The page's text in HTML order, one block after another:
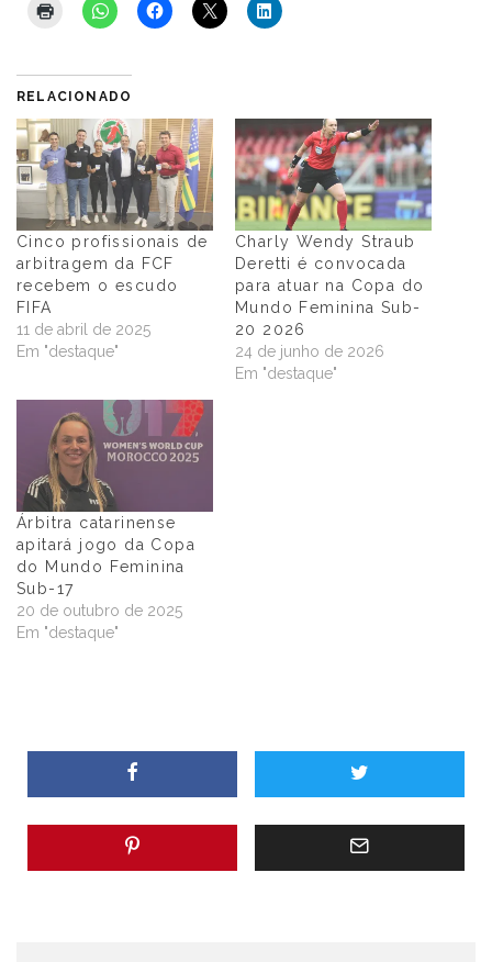
RELACIONADO
Cinco profissionais de
arbitragem da FCF
recebem o escudo
FIFA
11 de abril de 2025
Em "destaque"
Charly Wendy Straub
Deretti é convocada
para atuar na Copa do
Mundo Feminina Sub-
20 2026
24 de junho de 2026
Em "destaque"
Árbitra catarinense
apitará jogo da Copa
do Mundo Feminina
Sub-17
20 de outubro de 2025
Em "destaque"